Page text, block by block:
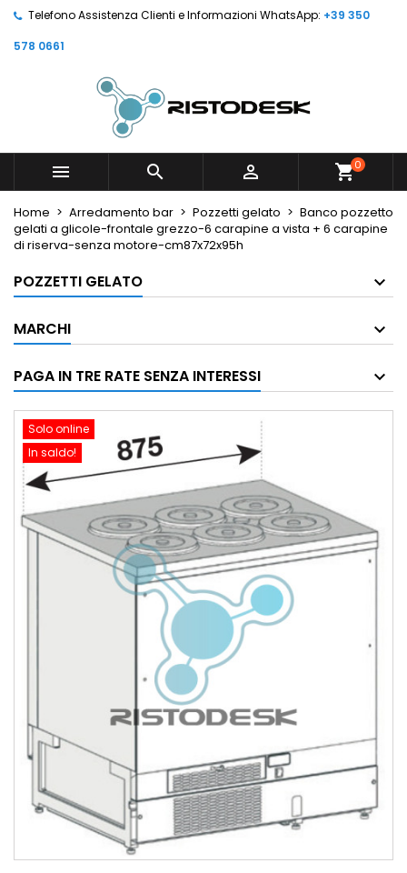
Telefono Assistenza Clienti e Informazioni WhatsApp: +39 350
578 0661
   shopping_cart0
Home Arredamento bar Pozzetti gelato
Banco pozzetto
gelati a glicole-frontale grezzo-6 carapine a vista + 6 carapine
di riserva-senza motore-cm87x72x95h
POZZETTI GELATO
MARCHI
PAGA IN TRE RATE SENZA INTERESSI
Solo online
In saldo!